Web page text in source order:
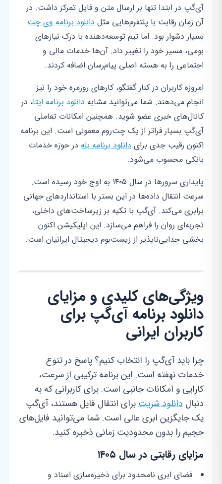
آی‌گپ در ابتدا تنها بر ارسال متن و فایل تمرکز داشت. در
آن زمان رقابت با پلتفرم‌هایی مثل دانلود برنامه وی چت
بسیار دشوار بود. اما تیم توسعه‌دهنده با درک نیازهای
بومی، مسیر خود را تغییر داد. آن‌ها خدمات مالی و
اجتماعی را به هسته اصلی پیام‌رسان اضافه کردند.
امروزه کاربران در کنار گفتگو، کارهای روزمره خود را نیز
انجام می‌دهند. شما می‌توانید مشابه دانلود برنامه ایتا، در
کانال‌های خبری عضو شوید. همچنین امکانات تعاملی
آی‌گپ بسیار فراتر از یک چت‌روم معمولی است. این برنامه
اکنون رقیب جدی برای دانلود برنامه بله در حوزه خدمات
بانکی محسوب می‌شود.
پایداری سرورها در سال ۱۴۰۵ به اوج خود رسیده است.
سرعت انتقال داده‌ها در این بستر با استانداردهای جهانی
برابری می‌کند. آی‌گپ با تکیه بر زیرساخت‌های داخلی،
تجربه‌ای روان را فراهم می‌سازد. این اپلیکیشن اکنون
بخشی جدایی‌ناپذیر از زیست‌بوم دیجیتال ایرانیان است.
ویژگی‌های کلیدی و مزایای
دانلود برنامه آی‌گپ برای
کاربران ایرانی
چرا باید آی‌گپ را انتخاب کنیم؟ پاسخ در تنوع
خدمات نهفته است. این برنامه ترکیبی از سرعت،
کارایی و امکانات جانبی است. برای کاربرانی که به
دنبال دانلود شریتبرای انتقال فایل هستند، آی‌گپ
یک جایگزین ابری عالی است. شما می‌توانید فایل‌های
حجیم را بدون محدودیت زمانی ذخیره کنید.
مزایای رقابتی در سال ۱۴۰۵
فضای ابری نامحدود برای ذخیره‌سازی اسناد و